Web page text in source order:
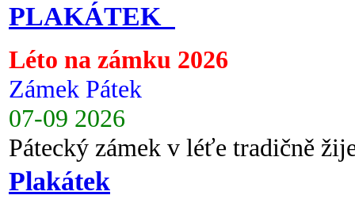
PLAKÁTEK
Léto na zámku 2026
Zámek Pátek
07-09 2026
Pátecký zámek v léťe tradičně
Plakátek